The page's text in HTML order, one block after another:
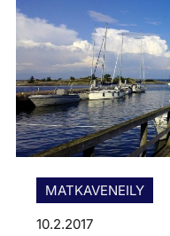
MATKAVENEILY
10.2.2017